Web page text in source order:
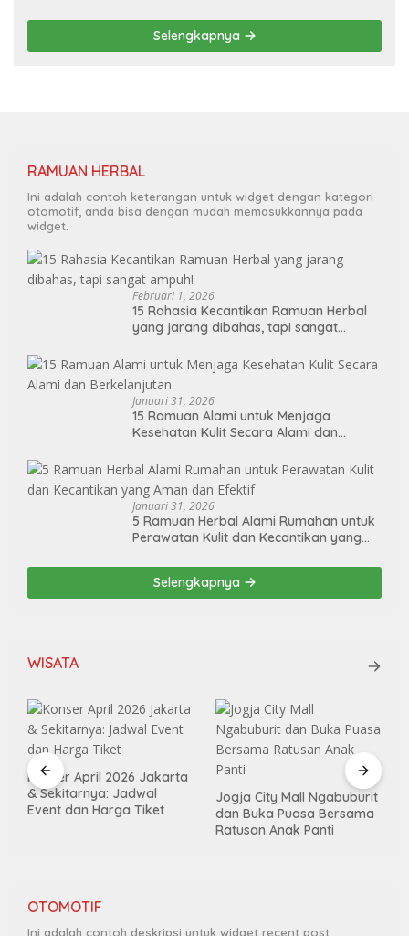
Selengkapnya
RAMUAN HERBAL
Ini adalah contoh keterangan untuk widget dengan kategori
otomotif, anda bisa dengan mudah memasukkannya pada
widget.
Februari 1, 2026
15 Rahasia Kecantikan Ramuan Herbal
yang jarang dibahas, tapi sangat
Januari 31, 2026
15 Ramuan Alami untuk Menjaga
Kesehatan Kulit Secara Alami dan
Januari 31, 2026
5 Ramuan Herbal Alami Rumahan untuk
Perawatan Kulit dan Kecantikan yang
Selengkapnya
WISATA
Konser April 2026 Jakarta
& Sekitarnya: Jadwal
Event dan Harga Tiket
Jogja City Mall Ngabuburit
dan Buka Puasa Bersama
Ratusan Anak Panti
OTOMOTIF
Ini adalah contoh deskripsi untuk widget recent post